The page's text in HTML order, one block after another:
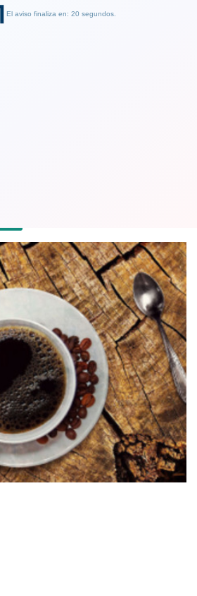
El aviso finaliza en: 19 segundos.